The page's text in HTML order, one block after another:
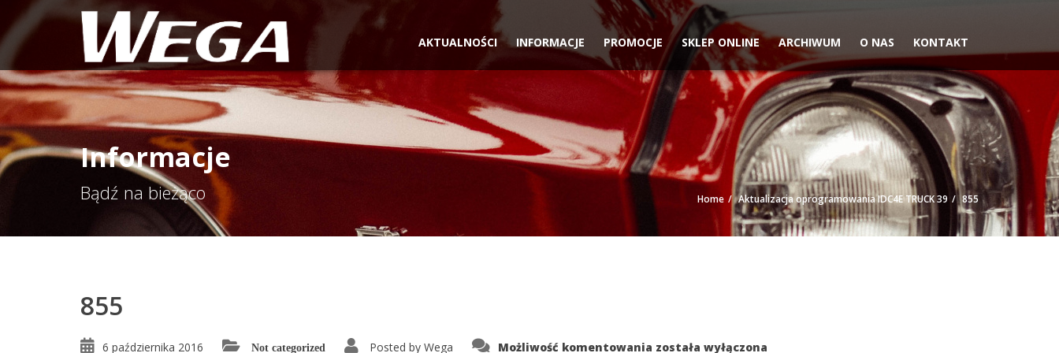
AKTUALNOŚCI INFORMACJE PROMOCJE SKLEP ONLINE ARCHIWUM O NAS KONTAKT
Informacje
Bądź na bieżąco Home Aktualizacja oprogramowania IDC4E TRUCK 39 855
855
6 października 2016 Not categorized Posted by Wega Możliwość komentowania 855
została wyłączona